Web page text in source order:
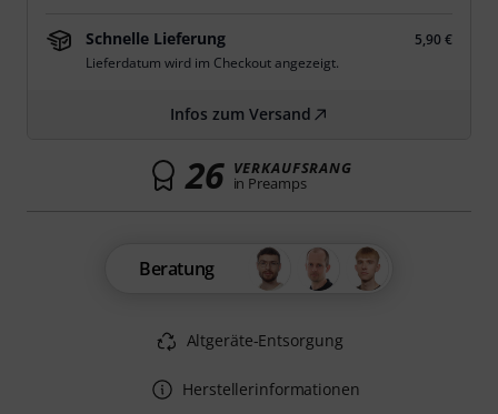
Schnelle Lieferung
5,90 €
Lieferdatum wird im Checkout angezeigt.
Infos zum Versand
26 VERKAUFSRANG
in Preamps
Beratung
Altgeräte-Entsorgung
Herstellerinformationen